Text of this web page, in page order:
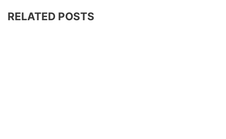
RELATED POSTS